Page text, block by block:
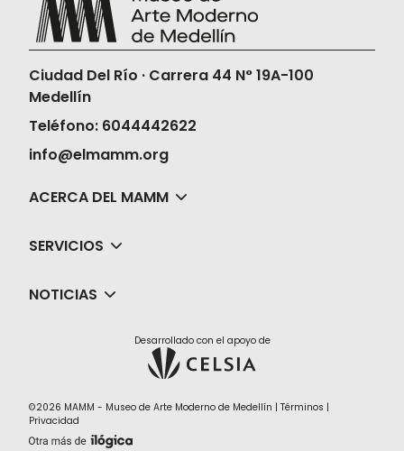
Ciudad Del Río · Carrera 44 N° 19A-100
Medellín
Teléfono: 6044442622
info@elmamm.org
ACERCA DEL MAMM
SERVICIOS
NOTICIAS
Desarrollado con el apoyo de
©2026 MAMM - Museo de Arte Moderno de Medellín | Términos |
Privacidad